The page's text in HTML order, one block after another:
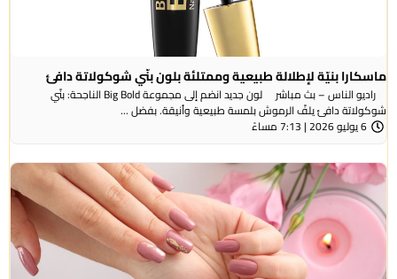
ماسكارا بنيّة لإطلالة طبيعية وممتلئة بلون بنّي شوكولاتة دافئ
راديو الناس – بث مباشر لون جديد انضم إلى مجموعة Big Bold الناجحة: بنّي
شوكولاتة دافئ يلفّ الرموش بلمسة طبيعية وأنيقة. بفضل ...
6 يوليو 2026 | 7:13 مساءً